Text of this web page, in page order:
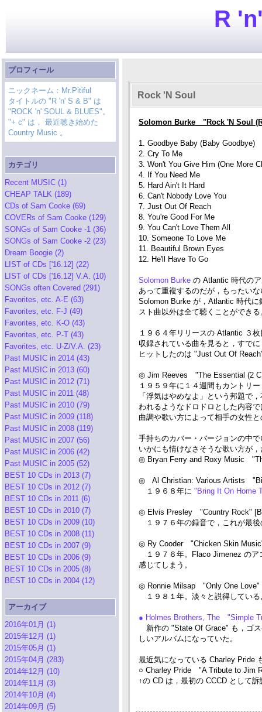
R
プロフィール
ニックネーム：Mr.Pitiful
タイトルの "R 'n' S & B" は
"ROCK 'n' SOUL & BLUES"。
"+ c" は， 最近聴き始めた
Country Music 。
カテゴリ
Recent MUSIC (1)
CHEAP TALK (189)
CDs of Sam Cooke (69)
COVERs of Sam Cooke (129)
SONGs of Sam Cooke -1 (36)
SONGs of Sam Cooke -2 (23)
Dream Boogie (2)
LIST of CDs ['16.12] (22)
LIST of CDs ['16.12] V.A. (10)
SONGs often Covered (291)
Favorites, etc. A-E (63)
Favorites, etc. F-J (49)
Favorites, etc. K-O (43)
Favorites, etc. P-T (43)
Favorites, etc. U-Z/V.A. (23)
Past MUSIC in 2014 (43)
Past MUSIC in 2013 (60)
Past MUSIC in 2012 (71)
Past MUSIC in 2011 (48)
Past MUSIC in 2010 (79)
Past MUSIC in 2009 (118)
Past MUSIC in 2008 (119)
Past MUSIC in 2007 (56)
Past MUSIC in 2006 (42)
Past MUSIC in 2005 (52)
BEST 10 CDs in 2013 (7)
BEST 10 CDs in 2012 (7)
BEST 10 CDs in 2011 (6)
BEST 10 CDs in 2010 (7)
BEST 10 CDs in 2009 (10)
BEST 10 CDs in 2008 (11)
BEST 10 CDs in 2007 (9)
BEST 10 CDs in 2006 (9)
BEST 10 CDs in 2005 (8)
BEST 10 CDs in 2004 (12)
アーカイブ
2016年01月 (1)
2015年12月 (1)
2015年05月 (1)
2015年04月 (283)
2014年12月 (10)
2014年11月 (3)
2014年10月 (4)
2014年09月 (5)
Rock 'N Soul
Solomon Burke "Rock 'N Soul
1. Goodbye Baby (Baby Goodbye)
2. Cry To Me
3. Won't You Give Him (One More
4. If You Need Me
5. Hard Ain't It Hard
6. Can't Nobody Love You
7. Just Out Of Reach
8. You're Good For Me
9. You Can't Love Them All
10. Someone To Love Me
11. Beautiful Brown Eyes
12. He'll Have To Go
Solomon Burke の Atlantic 時代の
あって重複するのだが，もったい
Solomon Burke が，Atlantic 時代
スト曲以外は全て聴くことができ
１９６４年リリースの Atlantic ３
収録されている曲を見ると，すで
ヒットしたのは "Just Out Of
◎ Jim Reeves "The Essential (2
１９５９年に１４週間もカントリ
「浮気はやめなよ」という邦題で
われるようなドロドロとした内容
曲調や歌い方によって相手の女性
手持ちのカバー・バージョンの中
いかにも情けなさそうな歌い方が
◎ Bryan Ferry and Roxy Music
◎ Al Christian: Various Artists
１９６８年に "Bring It On Home
◎ Elvis Presley "Country Rock"
１９７６年の録音で，これが最
◎ Ry Cooder "Chicken Skin
１９７６年。Flaco Jimenez のア
感じてしまう。
◎ Ronnie Milsap "Only One
１９８１年。淡々と説得してい
● Holmes Brothers, The "Simple
新作の "State Of Grace" も，ゴ
しいアルバムになっていた。
最近気になっている Charley Pride
○ Charley Pride "A Tribute to Jim
↑の CD は，最初の CCCD として